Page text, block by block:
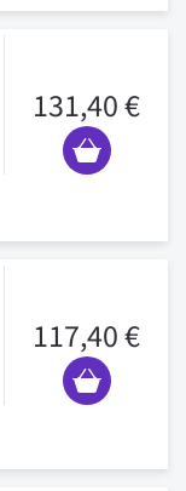
131,40 €
117,40 €